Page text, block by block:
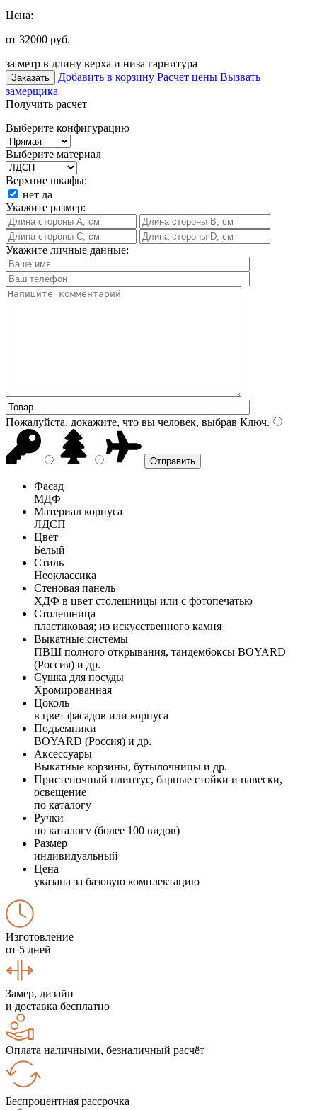
Цена:
от 32000 руб.
за метр в длину верха и низа гарнитура
Заказать Добавить в корзину Расчет цены Вызвать
замерщика
Получить расчет
Выберите конфигурацию
Выберите материал
Верхние шкафы:
нет да
Укажите размер:
Укажите личные данные:
Пожалуйста, докажите, что вы человек, выбрав Ключ.
Фасад
МДФ
Материал корпуса
ЛДСП
Цвет
Белый
Стиль
Неоклассика
Стеновая панель
ХДФ в цвет столешницы или с фотопечатью
Столешница
пластиковая; из искусственного камня
Выкатные системы
ПВШ полного открывания, тандембоксы BOYARD
(Россия) и др.
Сушка для посуды
Хромированная
Цоколь
в цвет фасадов или корпуса
Подъемники
BOYARD (Россия) и др.
Аксессуары
Выкатные корзины, бутылочницы и др.
Пристеночный плинтус, барные стойки и навески,
освещение
по каталогу
Ручки
по каталогу (более 100 видов)
Размер
индивидуальный
Цена
указана за базовую комплектацию
Изготовление
от 5 дней
Замер, дизайн
и доставка бесплатно
Оплата наличными, безналичный расчёт
Беспроцентная рассрочка